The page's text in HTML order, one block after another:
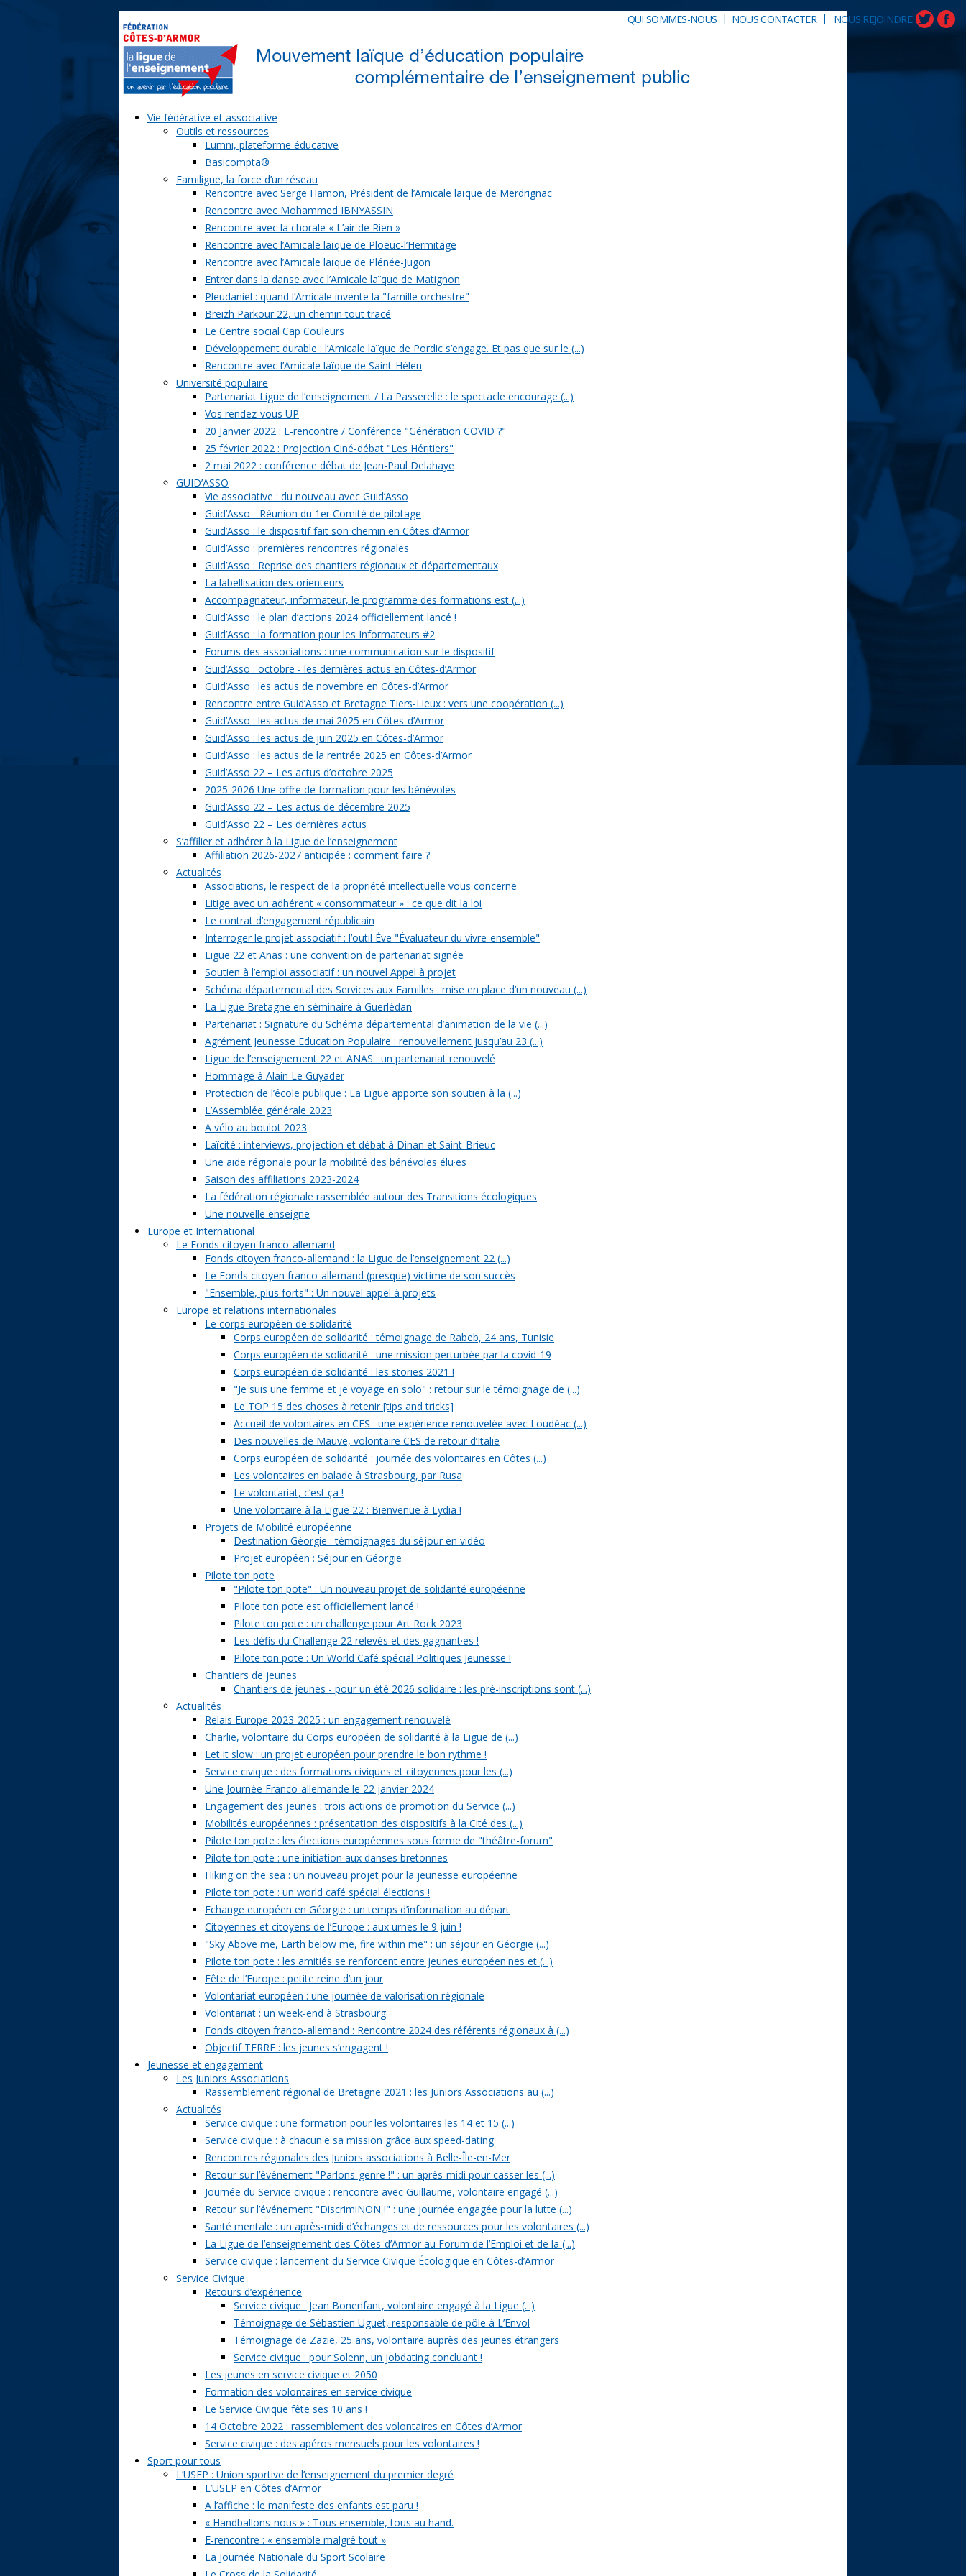
QUI SOMMES-NOUS | NOUS CONTACTER| NOUS REJOINDRE
Vie fédérative et associative
Outils et ressources
Lumni, plateforme éducative
Basicompta®
Familigue, la force d’un réseau
Rencontre avec Serge Hamon, Président de l’Amicale laïque de Merdrignac
Rencontre avec Mohammed IBNYASSIN
Rencontre avec la chorale « L’air de Rien »
Rencontre avec l’Amicale laïque de Ploeuc-l’Hermitage
Rencontre avec l’Amicale laïque de Plénée-Jugon
Entrer dans la danse avec l’Amicale laïque de Matignon
Pleudaniel : quand l’Amicale invente la "famille orchestre"
Breizh Parkour 22, un chemin tout tracé
Le Centre social Cap Couleurs
Développement durable : l’Amicale laïque de Pordic s’engage. Et pas que sur le (...)
Rencontre avec l’Amicale laïque de Saint-Hélen
Université populaire
Partenariat Ligue de l’enseignement / La Passerelle : le spectacle encourage (...)
Vos rendez-vous UP
20 Janvier 2022 : E-rencontre / Conférence "Génération COVID ?"
25 février 2022 : Projection Ciné-débat "Les Héritiers"
2 mai 2022 : conférence débat de Jean-Paul Delahaye
GUID’ASSO
Vie associative : du nouveau avec Guid’Asso
Guid’Asso - Réunion du 1er Comité de pilotage
Guid’Asso : le dispositif fait son chemin en Côtes d’Armor
Guid’Asso : premières rencontres régionales
Guid’Asso : Reprise des chantiers régionaux et départementaux
La labellisation des orienteurs
Accompagnateur, informateur, le programme des formations est (...)
Guid’Asso : le plan d’actions 2024 officiellement lancé !
Guid’Asso : la formation pour les Informateurs #2
Forums des associations : une communication sur le dispositif
Guid’Asso : octobre - les dernières actus en Côtes-d’Armor
Guid’Asso : les actus de novembre en Côtes-d’Armor
Rencontre entre Guid’Asso et Bretagne Tiers-Lieux : vers une coopération (...)
Guid’Asso : les actus de mai 2025 en Côtes-d’Armor
Guid’Asso : les actus de juin 2025 en Côtes-d’Armor
Guid’Asso : les actus de la rentrée 2025 en Côtes-d’Armor
Guid’Asso 22 – Les actus d’octobre 2025
2025-2026 Une offre de formation pour les bénévoles
Guid’Asso 22 – Les actus de décembre 2025
Guid’Asso 22 – Les dernières actus
S’affilier et adhérer à la Ligue de l’enseignement
Affiliation 2026-2027 anticipée : comment faire ?
Actualités
Associations, le respect de la propriété intellectuelle vous concerne
Litige avec un adhérent « consommateur » : ce que dit la loi
Le contrat d’engagement républicain
Interroger le projet associatif : l’outil Éve "Évaluateur du vivre-ensemble"
Ligue 22 et Anas : une convention de partenariat signée
Soutien à l’emploi associatif : un nouvel Appel à projet
Schéma départemental des Services aux Familles : mise en place d’un nouveau (...)
La Ligue Bretagne en séminaire à Guerlédan
Partenariat : Signature du Schéma départemental d’animation de la vie (...)
Agrément Jeunesse Education Populaire : renouvellement jusqu’au 23 (...)
Ligue de l’enseignement 22 et ANAS : un partenariat renouvelé
Hommage à Alain Le Guyader
Protection de l’école publique : La Ligue apporte son soutien à la (...)
L’Assemblée générale 2023
A vélo au boulot 2023
Laïcité : interviews, projection et débat à Dinan et Saint-Brieuc
Une aide régionale pour la mobilité des bénévoles élu·es
Saison des affiliations 2023-2024
La fédération régionale rassemblée autour des Transitions écologiques
Une nouvelle enseigne
Europe et International
Le Fonds citoyen franco-allemand
Fonds citoyen franco-allemand : la Ligue de l’enseignement 22 (...)
Le Fonds citoyen franco-allemand (presque) victime de son succès
"Ensemble, plus forts" : Un nouvel appel à projets
Europe et relations internationales
Le corps européen de solidarité
Corps européen de solidarité : témoignage de Rabeb, 24 ans, Tunisie
Corps européen de solidarité : une mission perturbée par la covid-19
Corps européen de solidarité : les stories 2021 !
"Je suis une femme et je voyage en solo" : retour sur le témoignage de (...)
Le TOP 15 des choses à retenir [tips and tricks]
Accueil de volontaires en CES : une expérience renouvelée avec Loudéac (...)
Des nouvelles de Mauve, volontaire CES de retour d’Italie
Corps européen de solidarité : journée des volontaires en Côtes (...)
Les volontaires en balade à Strasbourg, par Rusa
Le volontariat, c’est ça !
Une volontaire à la Ligue 22 : Bienvenue à Lydia !
Projets de Mobilité européenne
Destination Géorgie : témoignages du séjour en vidéo
Projet européen : Séjour en Géorgie
Pilote ton pote
"Pilote ton pote" : Un nouveau projet de solidarité européenne
Pilote ton pote est officiellement lancé !
Pilote ton pote : un challenge pour Art Rock 2023
Les défis du Challenge 22 relevés et des gagnant·es !
Pilote ton pote : Un World Café spécial Politiques Jeunesse !
Chantiers de jeunes
Chantiers de jeunes - pour un été 2026 solidaire : les pré-inscriptions sont (...)
Actualités
Relais Europe 2023-2025 : un engagement renouvelé
Charlie, volontaire du Corps européen de solidarité à la Ligue de (...)
Let it slow : un projet européen pour prendre le bon rythme !
Service civique : des formations civiques et citoyennes pour les (...)
Une Journée Franco-allemande le 22 janvier 2024
Engagement des jeunes : trois actions de promotion du Service (...)
Mobilités européennes : présentation des dispositifs à la Cité des (...)
Pilote ton pote : les élections européennes sous forme de "théâtre-forum"
Pilote ton pote : une initiation aux danses bretonnes
Hiking on the sea : un nouveau projet pour la jeunesse européenne
Pilote ton pote : un world café spécial élections !
Echange européen en Géorgie : un temps d’information au départ
Citoyennes et citoyens de l’Europe : aux urnes le 9 juin !
"Sky Above me, Earth below me, fire within me" : un séjour en Géorgie (...)
Pilote ton pote : les amitiés se renforcent entre jeunes européen·nes et (...)
Fête de l’Europe : petite reine d’un jour
Volontariat européen : une journée de valorisation régionale
Volontariat : un week-end à Strasbourg
Fonds citoyen franco-allemand : Rencontre 2024 des référents régionaux à (...)
Objectif TERRE : les jeunes s’engagent !
Jeunesse et engagement
Les Juniors Associations
Rassemblement régional de Bretagne 2021 : les Juniors Associations au (...)
Actualités
Service civique : une formation pour les volontaires les 14 et 15 (...)
Service civique : à chacun·e sa mission grâce aux speed-dating
Rencontres régionales des Juniors associations à Belle-Île-en-Mer
Retour sur l’événement "Parlons-genre !" : un après-midi pour casser les (...)
Journée du Service civique : rencontre avec Guillaume, volontaire engagé (...)
Retour sur l’événement "DiscrimiNON !" : une journée engagée pour la lutte (...)
Santé mentale : un après-midi d’échanges et de ressources pour les volontaires (...)
La Ligue de l’enseignement des Côtes-d’Armor au Forum de l’Emploi et de la (...)
Service civique : lancement du Service Civique Écologique en Côtes-d’Armor
Service Civique
Retours d’expérience
Service civique : Jean Bonenfant, volontaire engagé à la Ligue (...)
Témoignage de Sébastien Uguet, responsable de pôle à L’Envol
Témoignage de Zazie, 25 ans, volontaire auprès des jeunes étrangers
Service civique : pour Solenn, un jobdating concluant !
Les jeunes en service civique et 2050
Formation des volontaires en service civique
Le Service Civique fête ses 10 ans !
14 Octobre 2022 : rassemblement des volontaires en Côtes d’Armor
Service civique : des apéros mensuels pour les volontaires !
Sport pour tous
L’USEP : Union sportive de l’enseignement du premier degré
L’USEP en Côtes d’Armor
A l’affiche : le manifeste des enfants est paru !
« Handballons-nous » : Tous ensemble, tous au hand.
E-rencontre : « ensemble malgré tout »
La Journée Nationale du Sport Scolaire